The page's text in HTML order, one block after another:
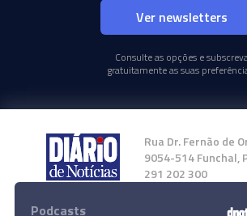
Ver newsletters
Consulte as opções e
gratuitamente as suas
Rua Dr. Fernão de
9054-514 Funchal,
291 202 300
Instale a nossa App
Podcasts